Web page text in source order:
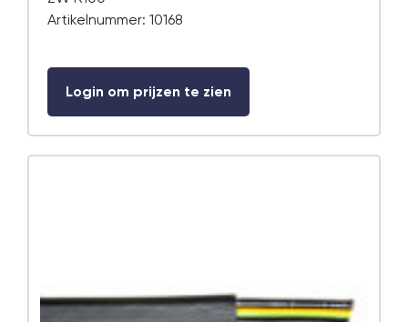
Artikelnummer: 10168
Login om prijzen te zien